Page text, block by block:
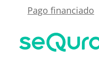
cantidad
Pago financiado